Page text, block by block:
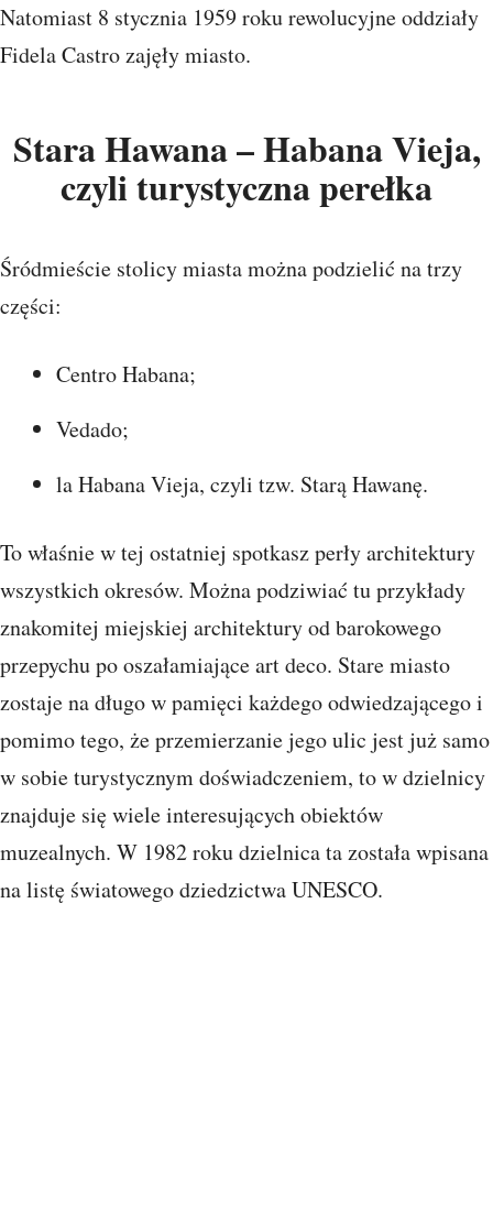
Natomiast 8 stycznia 1959 roku rewolucyjne oddziały
Fidela Castro zajęły miasto.
Stara Hawana – Habana Vieja,
czyli turystyczna perełka
Śródmieście stolicy miasta można podzielić na trzy
części:
Centro Habana;
Vedado;
la Habana Vieja, czyli tzw. Starą Hawanę.
To właśnie w tej ostatniej spotkasz perły architektury
wszystkich okresów. Można podziwiać tu przykłady
znakomitej miejskiej architektury od barokowego
przepychu po oszałamiające art deco. Stare miasto
zostaje na długo w pamięci każdego odwiedzającego i
pomimo tego, że przemierzanie jego ulic jest już samo
w sobie turystycznym doświadczeniem, to w dzielnicy
znajduje się wiele interesujących obiektów
muzealnych. W 1982 roku dzielnica ta została wpisana
na listę światowego dziedzictwa UNESCO.